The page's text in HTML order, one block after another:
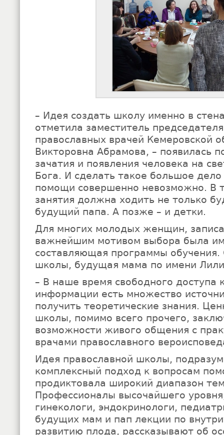
– Идея создать школу именно в
отметила заместитель
православных врачей Кемеровской
Викторовна Абрамова, – появилась
зачатия и появления человека на
Бога. И сделать такое большое
помощи совершенно невозможно. В
занятия должна ходить не только
будущий папа. А позже – и детки.
Для многих молодых женщин,
важнейшим мотивом выбора была
составляющая программы обучения.
школы, будущая мама по имени
– В наше время свободного доступа
информации есть множество
получить теоретические знания.
школы, помимо всего прочего,
возможности живого общения с
врачами православного
Идея православной школы,
комплексный подход к вопросам
продиктовала широкий диапазон
Профессионалы высочайшего
гинекологи, эндокринологи,
будущих мам и пап лекции по
развитию плода, рассказывают об